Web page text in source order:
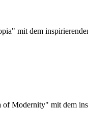
mit dem
of Modernity" mit dem